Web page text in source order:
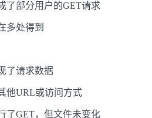
部分用户的GET请求
处得到
请求数据
URL或访问方式
GET，但文件未变化